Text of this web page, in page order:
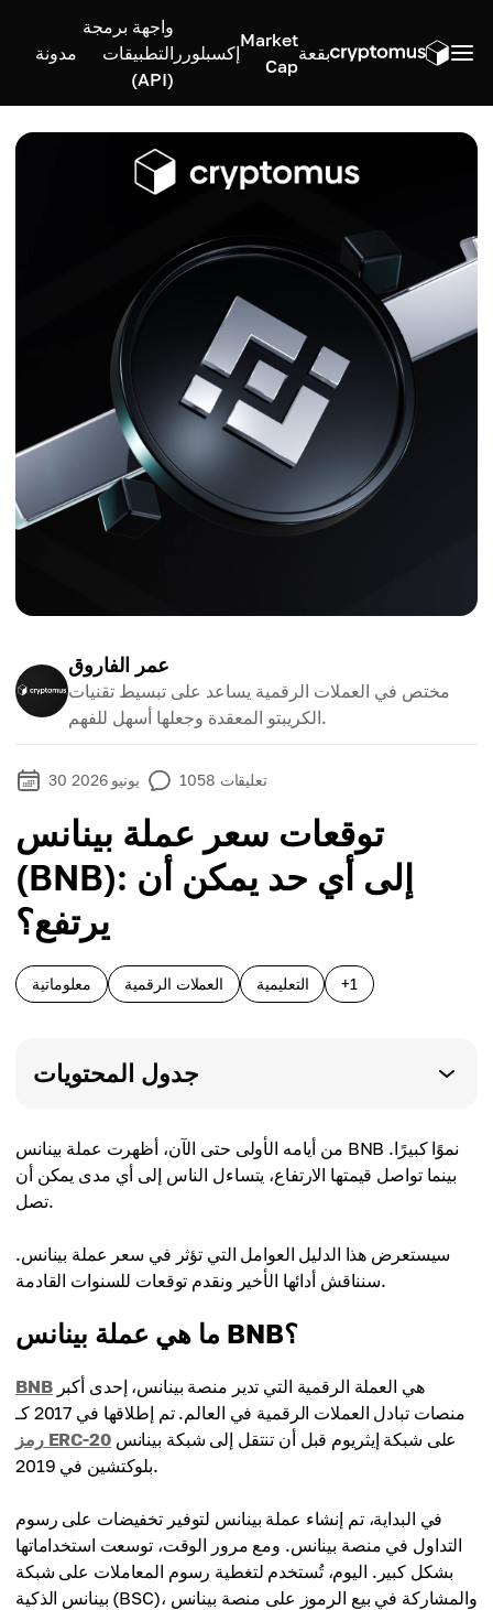
بقعة
Market
Cap
إكسبلورر
واجهة برمجة
التطبيقات
(API)
مدونة
عمر الفاروق
مختص في العملات الرقمية يساعد على تبسيط تقنيات
الكريبتو المعقدة وجعلها أسهل للفهم.
30 يونيو 2026 1058 تعليقات
توقعات سعر عملة بينانس
(BNB): إلى أي حد يمكن أن
يرتفع؟
معلوماتية العملات الرقمية التعليمية +1
جدول المحتويات
من أيامه الأولى حتى الآن، أظهرت عملة بينانس BNB نموًا كبيرًا.
بينما تواصل قيمتها الارتفاع، يتساءل الناس إلى أي مدى يمكن أن
تصل.
سيستعرض هذا الدليل العوامل التي تؤثر في سعر عملة بينانس.
سنناقش أدائها الأخير ونقدم توقعات للسنوات القادمة.
ما هي عملة بينانس BNB؟
BNBهي العملة الرقمية التي تدير منصة بينانس، إحدى أكبر
منصات تبادل العملات الرقمية في العالم. تم إطلاقها في 2017 كـ
رمز ERC-20على شبكة إيثريوم قبل أن تنتقل إلى شبكة بينانس
بلوكتشين في 2019.
في البداية، تم إنشاء عملة بينانس لتوفير تخفيضات على رسوم
التداول في منصة بينانس. ومع مرور الوقت، توسعت استخداماتها
بشكل كبير. اليوم، تُستخدم لتغطية رسوم المعاملات على شبكة
بينانس الذكية (BSC)، والمشاركة في بيع الرموز على منصة بينانس